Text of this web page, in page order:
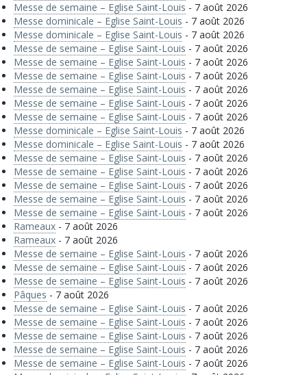
Messe de semaine – Eglise Saint-Louis - 7 août 2026
Messe dominicale – Eglise Saint-Louis - 7 août 2026
Messe dominicale – Eglise Saint-Louis - 7 août 2026
Messe de semaine – Eglise Saint-Louis - 7 août 2026
Messe de semaine – Eglise Saint-Louis - 7 août 2026
Messe de semaine – Eglise Saint-Louis - 7 août 2026
Messe de semaine – Eglise Saint-Louis - 7 août 2026
Messe de semaine – Eglise Saint-Louis - 7 août 2026
Messe de semaine – Eglise Saint-Louis - 7 août 2026
Messe dominicale – Eglise Saint-Louis - 7 août 2026
Messe dominicale – Eglise Saint-Louis - 7 août 2026
Messe de semaine – Eglise Saint-Louis - 7 août 2026
Messe de semaine – Eglise Saint-Louis - 7 août 2026
Messe de semaine – Eglise Saint-Louis - 7 août 2026
Messe de semaine – Eglise Saint-Louis - 7 août 2026
Messe de semaine – Eglise Saint-Louis - 7 août 2026
Rameaux - 7 août 2026
Rameaux - 7 août 2026
Messe de semaine – Eglise Saint-Louis - 7 août 2026
Messe de semaine – Eglise Saint-Louis - 7 août 2026
Messe de semaine – Eglise Saint-Louis - 7 août 2026
Pâques - 7 août 2026
Messe de semaine – Eglise Saint-Louis - 7 août 2026
Messe de semaine – Eglise Saint-Louis - 7 août 2026
Messe de semaine – Eglise Saint-Louis - 7 août 2026
Messe de semaine – Eglise Saint-Louis - 7 août 2026
Messe de semaine – Eglise Saint-Louis - 7 août 2026